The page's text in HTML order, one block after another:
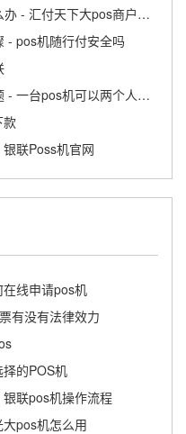
汇付天下POS机交易没到账怎么办 - 汇付天下大pos商户版APP
- pos机随行付安全吗
POS一机一户怎么解决刷卡问题 - 一台pos机可以两个人用吗
款
联Poss机官网
线申请pos机
有没有法律效力
的POS机
联pos机操作流程
pos机怎么用